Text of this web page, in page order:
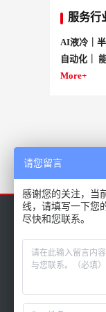
服务行
AI液冷｜半
自动化｜
More+
请您留言
感谢您的关注，当
线，请填写一下您
尽快和您联系。